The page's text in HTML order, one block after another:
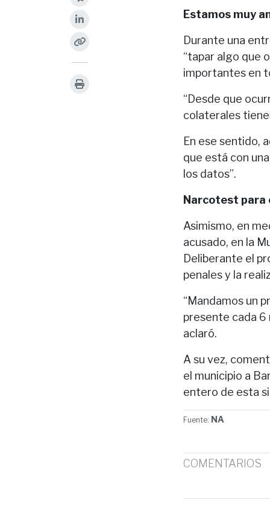
Estamos muy
Durante una
“tapar algo que
importantes en
“Desde que
colaterales
En ese sentido,
que está con
los datos”.
Narcotest para
Asimismo, en
acusado, en la
Deliberante el
penales y la
“Mandamos un
presente cada 6
aclaró.
A su vez,
el municipio a
entero de esta
Fuente: NA
COMENTARIOS